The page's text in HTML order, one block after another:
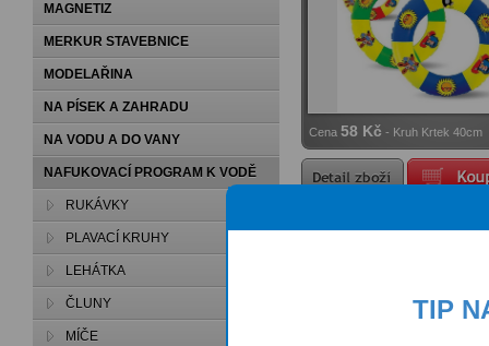
MAGNETIZ
MERKUR STAVEBNICE
MODELAŘINA
NA PÍSEK A ZAHRADU
NA VODU A DO VANY
NAFUKOVACÍ PROGRAM K VODĚ
RUKÁVKY
PLAVACÍ KRUHY
LEHÁTKA
ČLUNY
MÍČE
Cena 58 Kč - Kruh Krtek 40cm
TIP